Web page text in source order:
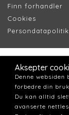
Finn forhandler
Cookies
Persondatapolitik
Aksepter
Denne
forbedre din
Du kan alltid
avanserte